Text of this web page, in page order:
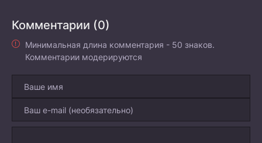
Комментарии (0)
Минимальная длина комментария - 50 знаков.
Комментарии модерируются